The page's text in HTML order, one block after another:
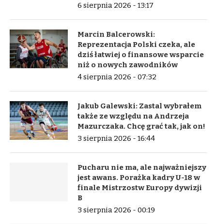
6 sierpnia 2026 - 13:17
Marcin Balcerowski:
Reprezentacja Polski czeka, ale
dziś łatwiej o finansowe wsparcie
niż o nowych zawodników
4 sierpnia 2026 - 07:32
Jakub Galewski: Zastal wybrałem
także ze względu na Andrzeja
Mazurczaka. Chcę grać tak, jak on!
3 sierpnia 2026 - 16:44
Pucharu nie ma, ale najważniejszy
jest awans. Porażka kadry U-18 w
finale Mistrzostw Europy dywizji
B
3 sierpnia 2026 - 00:19